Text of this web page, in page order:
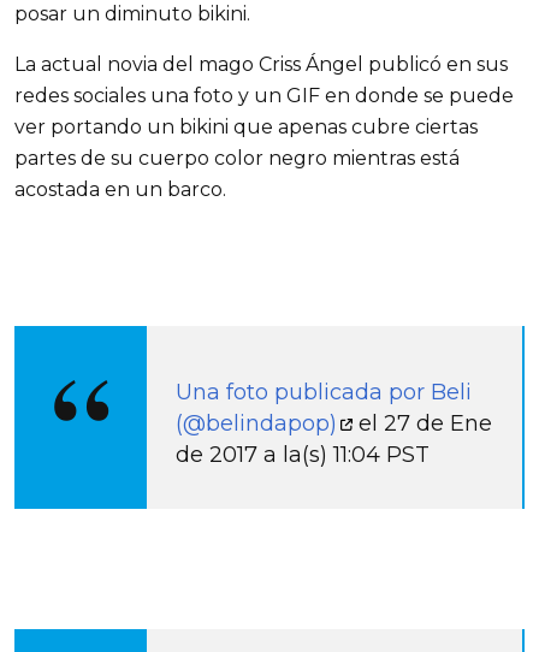
posar un diminuto bikini.
La actual novia del mago Criss Ángel publicó en sus
redes sociales una foto y un GIF en donde se puede
ver portando un bikini que apenas cubre ciertas
partes de su cuerpo color negro mientras está
acostada en un barco.
Una foto publicada por Beli
(@belindapop)
el 27 de Ene
de 2017 a la(s) 11:04 PST